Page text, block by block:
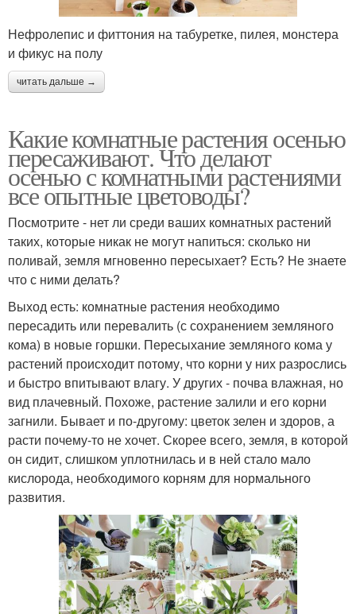
Нефролепис и фиттония на табуретке, пилея, монстера
и фикус на полу
читать дальше →
Какие комнатные растения осенью
пересаживают. Что делают
осенью с комнатными растениями
все опытные цветоводы?
Посмотрите - нет ли среди ваших комнатных растений
таких, которые никак не могут напиться: сколько ни
поливай, земля мгновенно пересыхает? Есть? Не знаете
что с ними делать?
Выход есть: комнатные растения необходимо
пересадить или перевалить (с сохранением земляного
кома) в новые горшки. Пересыхание земляного кома у
растений происходит потому, что корни у них разрослись
и быстро впитывают влагу. У других - почва влажная, но
вид плачевный. Похоже, растение залили и его корни
загнили. Бывает и по-другому: цветок зелен и здоров, а
расти почему-то не хочет. Скорее всего, земля, в которой
он сидит, слишком уплотнилась и в ней стало мало
кислорода, необходимого корням для нормального
развития.